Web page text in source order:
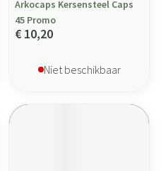
Arkocaps Kersensteel Caps
45 Promo
€ 10,20
Niet beschikbaar